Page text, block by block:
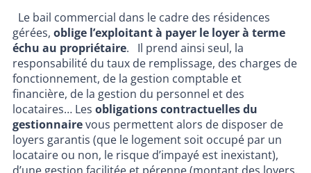
Le bail commercial dans le cadre des résidences
gérées, oblige l’exploitant à payer le loyer à terme
échu au propriétaire. Il prend ainsi seul, la
responsabilité du taux de remplissage, des charges de
fonctionnement, de la gestion comptable et
financière, de la gestion du personnel et des
locataires… Les obligations contractuelles du
gestionnairevous permettent alors de disposer de
loyers garantis (que le logement soit occupé par un
locataire ou non, le risque d’impayé est inexistant),